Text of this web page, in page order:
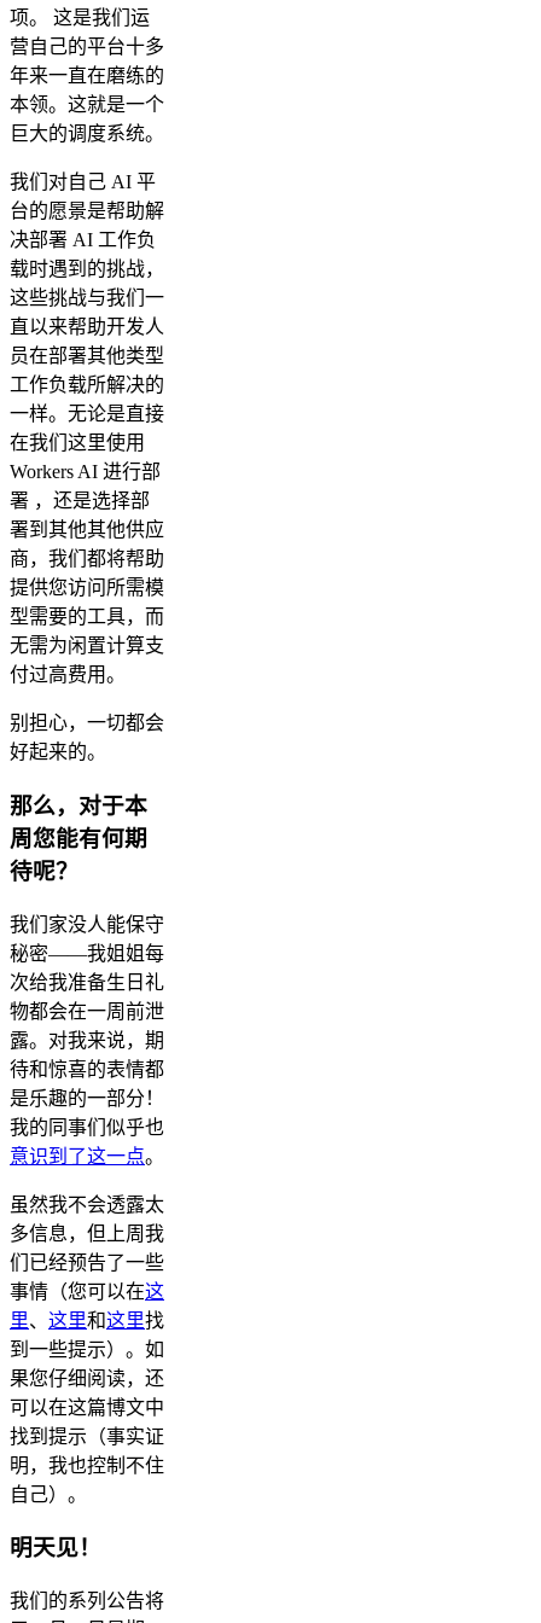
项。 这是我们运
营自己的平台十多
年来一直在磨练的
本领。这就是一个
巨大的调度系统。
我们对自己 AI 平
台的愿景是帮助解
决部署 AI 工作负
载时遇到的挑战，
这些挑战与我们一
直以来帮助开发人
员在部署其他类型
工作负载所解决的
一样。无论是直接
在我们这里使用
Workers AI 进行部
署 ，还是选择部
署到其他其他供应
商，我们都将帮助
提供您访问所需模
型需要的工具，而
无需为闲置计算支
付过高费用。
别担心，一切都会
好起来的。
那么，对于本
周您能有何期
待呢？
我们家没人能保守
秘密——我姐姐每
次给我准备生日礼
物都会在一周前泄
露。对我来说，期
待和惊喜的表情都
是乐趣的一部分！
我的同事们似乎也
意识到了这一点。
虽然我不会透露太
多信息，但上周我
们已经预告了一些
事情（您可以在这
里、 这里和这里找
到一些提示）。如
果您仔细阅读，还
可以在这篇博文中
找到提示（事实证
明，我也控制不住
自己）。
明天见！
我们的系列公告将